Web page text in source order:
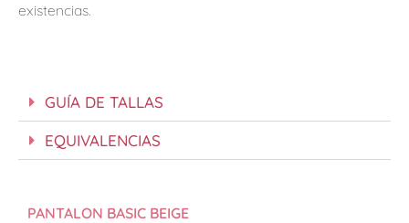
existencias.
GUÍA DE TALLAS
EQUIVALENCIAS
PANTALON BASIC BEIGE